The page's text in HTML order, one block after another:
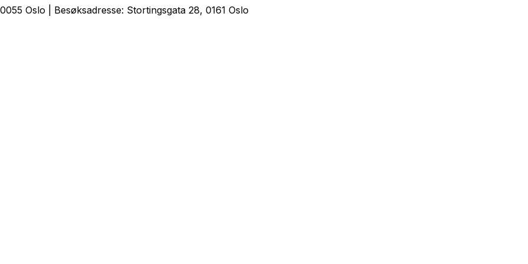
Oslo | Besøksadresse: Stortingsgata 28, 0161 Oslo